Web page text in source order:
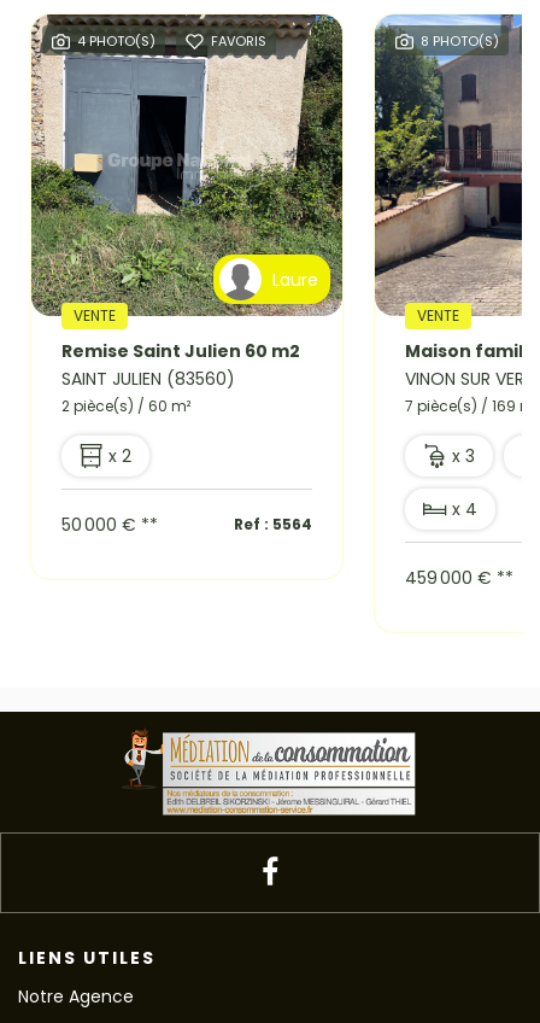
4 PHOTO(S) FAVORIS
Laure
VENTE
Remise Saint Julien 60 m2
SAINT JULIEN (83560)
2 pièce(s) / 60 m²
x 2
50 000 € ** Ref : 5564
8 PHOTO(S)
VENTE
VINON SUR
7 pièce(s) / 169 m²
x 3
x 4
459 000 € **
LIENS UTILES
Notre Agence